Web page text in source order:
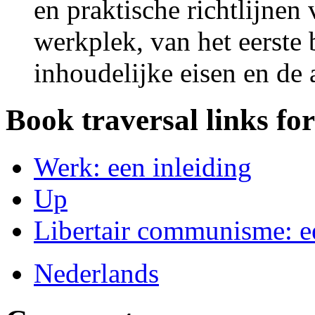
en praktische richtlijnen
werkplek, van het
inhoudelijke eisen en de
Book traversal links
Werk: een inleiding
Up
Libertair communisme:
Nederlands